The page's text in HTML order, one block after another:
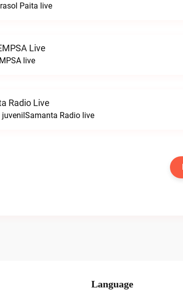
Paita live
Live
live
Radio Live
juvenilSamanta Radio live
Language